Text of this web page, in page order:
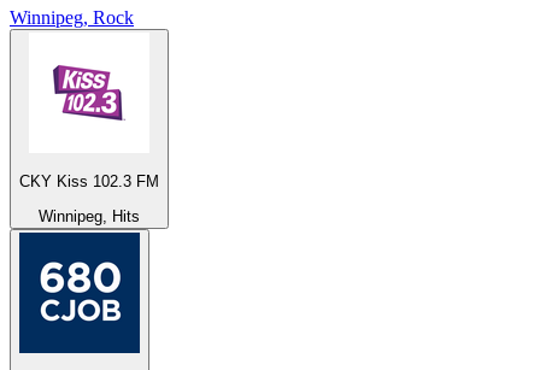
Winnipeg, Rock
CKY Kiss 102.3 FM
Winnipeg, Hits